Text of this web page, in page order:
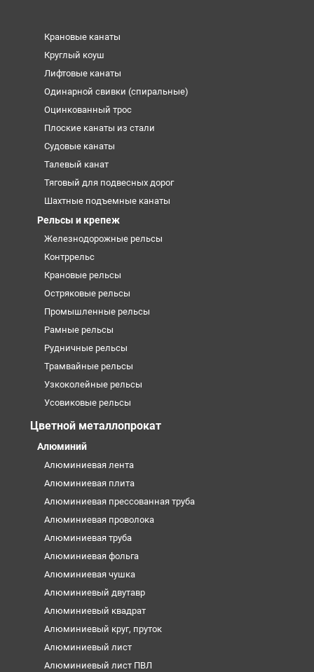
Крановые канаты
Круглый коуш
Лифтовые канаты
Одинарной свивки (спиральные)
Оцинкованный трос
Плоские канаты из стали
Судовые канаты
Талевый канат
Тяговый для подвесных дорог
Шахтные подъемные канаты
Рельсы и крепеж
Железнодорожные рельсы
Контррельс
Крановые рельсы
Остряковые рельсы
Промышленные рельсы
Рамные рельсы
Рудничные рельсы
Трамвайные рельсы
Узкоколейные рельсы
Усовиковые рельсы
Цветной металлопрокат
Алюминий
Алюминиевая лента
Алюминиевая плита
Алюминиевая прессованная труба
Алюминиевая проволока
Алюминиевая труба
Алюминиевая фольга
Алюминиевая чушка
Алюминиевый двутавр
Алюминиевый квадрат
Алюминиевый круг, пруток
Алюминиевый лист
Алюминиевый лист ПВЛ